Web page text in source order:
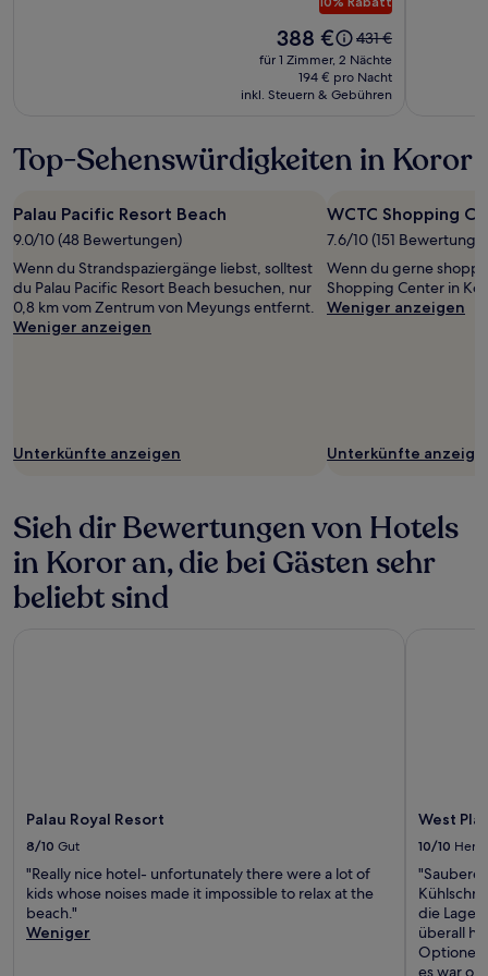
Der
Preis
beträgt
388 €.
388 €
Der
alte
Preis
war
weitere
Informationen
Standardpreis.
431 €
für 1 Zimmer, 2 Nächte
194 € pro Nacht
inkl. Steuern & Gebühren
Top-Sehenswürdigkeiten in Koror
Palau Pacific Resort Beach
9.0/10 (48 Bewertungen)
Wenn du Strandspaziergänge liebst, solltest
du Palau Pacific Resort Beach besuchen, nur
0,8 km vom Zentrum von Meyungs entfernt.
Weniger anzeigen
Unterkünfte anzeigen
WCTC Shopping
7.6/10 (151
Wenn du gerne
Shopping Center in
Weniger anzeigen
Unterkünfte
Sieh dir Bewertungen von Hotels
in Koror an, die bei Gästen sehr
beliebt sind
Palau Royal Resort
8/10 Gut
"Really nice hotel- unfortunately there were a lot of
kids whose noises made it impossible to relax at the
beach."
Weniger
West
10/10
die Lage
überall
Optionen
es war